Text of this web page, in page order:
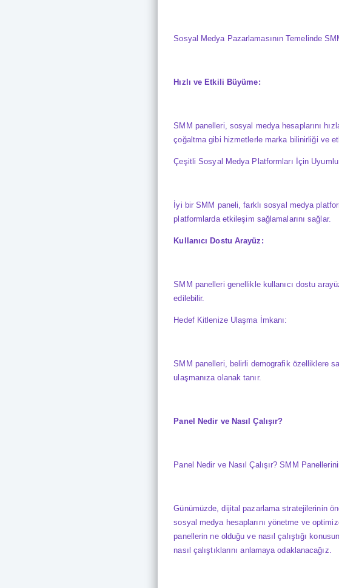
Sosyal Medya Pazarlamasının Temelinde
Hızlı ve Etkili Büyüme:
SMM panelleri, sosyal medya hesaplarını
çoğaltma gibi hizmetlerle marka bilinirliği ve
Çeşitli Sosyal Medya Platformları İçin
İyi bir SMM paneli, farklı sosyal medya
platformlarda etkileşim sağlamalarını sağlar.
Kullanıcı Dostu Arayüz:
SMM panelleri genellikle kullanıcı dostu
edilebilir.
Hedef Kitlenize Ulaşma İmkanı:
SMM panelleri, belirli demografik özelliklere
ulaşmanıza olanak tanır.
Panel Nedir ve Nasıl Çalışır?
Panel Nedir ve Nasıl Çalışır? SMM
Günümüzde, dijital pazarlama stratejilerinin
sosyal medya hesaplarını yönetme ve
panellerin ne olduğu ve nasıl çalıştığı
nasıl çalıştıklarını anlamaya odaklanacağız.